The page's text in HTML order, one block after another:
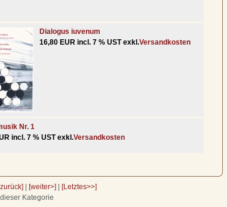
Dialogus iuvenum
16,80 EUR incl. 7 % UST exkl.Versandkosten
Nr. 1
incl. 7 % UST exkl.Versandkosten
| [weiter>] | [Letztes>>]
Kategorie